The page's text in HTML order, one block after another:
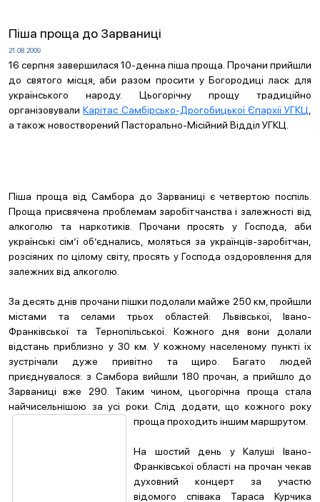
Піша проща до Зарваниці
21.08.2009
16 серпня завершилася 10-денна піша проща. Прочани прийшли
до святого місця, аби разом просити у Богородиці ласк для
українського народу. Цьогорічну прощу традиційно
організовувалиКарітас Самбірсько-Дрогобицької Єпархії УГКЦ
а також новостворений Пасторально-Місійний Відділ УГКЦ.
Піша проща від Самбора до Зарваниці є четвертою поспіль.
Проща присвячена проблемам заробітчанства і залежності від
алкоголю та наркотиків. Прочани просять у Господа, аби
українські сім’ї об’єднались, моляться за українців-заробітчан,
розсіяних по цілому світу, просять у Господа оздоровлення для
залежних від алкоголю.
За десять днів прочани пішки подолали майже 250 км, пройшли
містами та селами трьох областей: Львівської, Івано-
Франківської та Тернопільської. Кожного дня вони долали
відстань приблизно у 30 км. У кожному населеному пункті їх
зустрічали дуже привітно та щиро. Багато людей
приєднувалося: з Самбора вийшли 180 прочан, а прийшло до
Зарваниці вже 290. Таким чином, цьогорічна проща стала
найчисельнішою за усі роки. Слід додати, що кожного року
проща проходить іншим маршрутом.
На шостий день у Калуші Івано-
Франківської області на прочан чекав
духовний концерт за участю
відомого співака Тараса Курчика